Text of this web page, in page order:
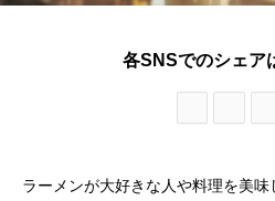
各SNSでのシェア
ラーメンが大好きな人や料理を美